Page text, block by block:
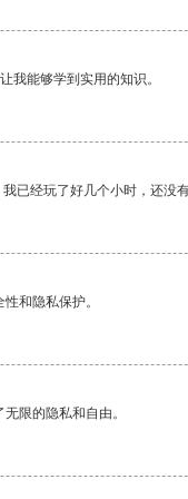
我能够学到实用的知识。
已经玩了好几个小时，还没
和隐私保护。
限的隐私和自由。